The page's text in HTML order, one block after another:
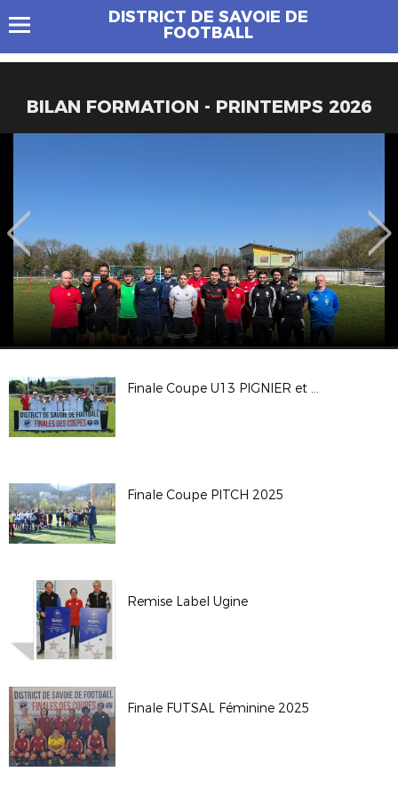
DISTRICT DE SAVOIE DE
FOOTBALL
BILAN FORMATION - PRINTEMPS 2026
Finale Coupe U13 PIGNIER et SERALINI 2024/2025
Finale Coupe PITCH 2025
Remise Label Ugine
Finale FUTSAL Féminine 2025